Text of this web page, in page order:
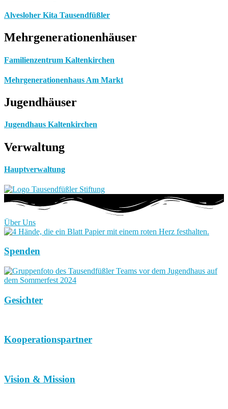
Alvesloher Kita Tausendfüßler
Mehrgenerationenhäuser
Familienzentrum Kaltenkirchen
Mehrgenerationenhaus Am Markt
Jugendhäuser
Jugendhaus Kaltenkirchen
Verwaltung
Hauptverwaltung
Über Uns
Spenden
Gesichter
Kooperationspartner
Vision & Mission